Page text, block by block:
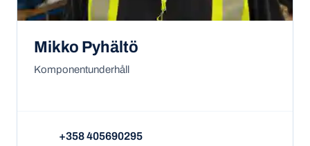
Mikko Pyhältö
Komponentunderhåll
+358 405690295